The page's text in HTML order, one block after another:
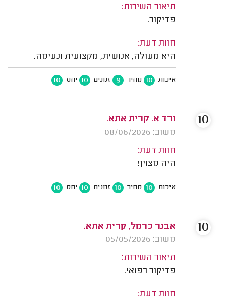
תיאור השירות:
פדיקור.
חוות דעת:
היא מעולה, אנושית, מקצועית ונעימה.
איכות 10 מחיר 9 זמנים 10 יחס 10
ורד א. קרית אתא.
משוב: 08/06/2026
חוות דעת:
היה מצוין!
איכות 10 מחיר 10 זמנים 10 יחס 10
10
אבנר כרמל, קרית אתא.
משוב: 05/05/2026
תיאור השירות:
פדיקור רפואי.
חוות דעת:
10